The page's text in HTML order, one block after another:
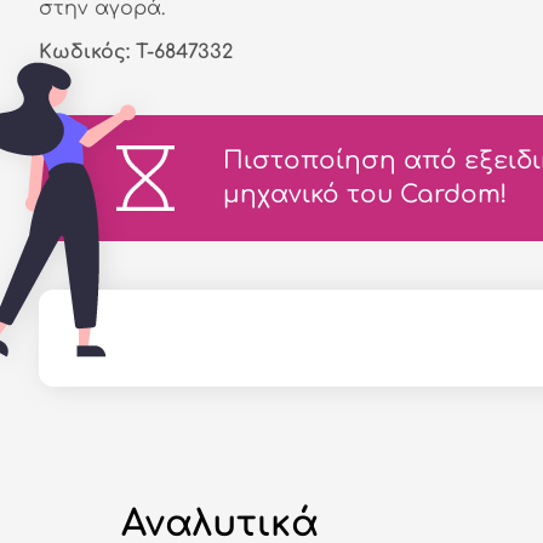
στην αγορά.
Κωδικός: T-6847332
Πιστοποίηση από
μηχανικό του Cardom!
Αναλυτικά